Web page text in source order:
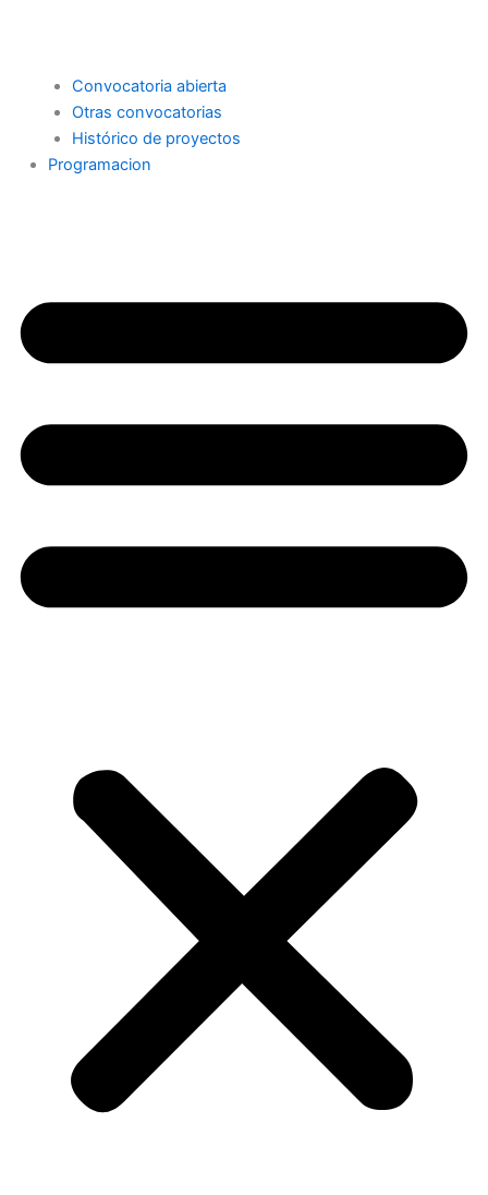
Convocatoria abierta
Otras convocatorias
Histórico de proyectos
Programacion